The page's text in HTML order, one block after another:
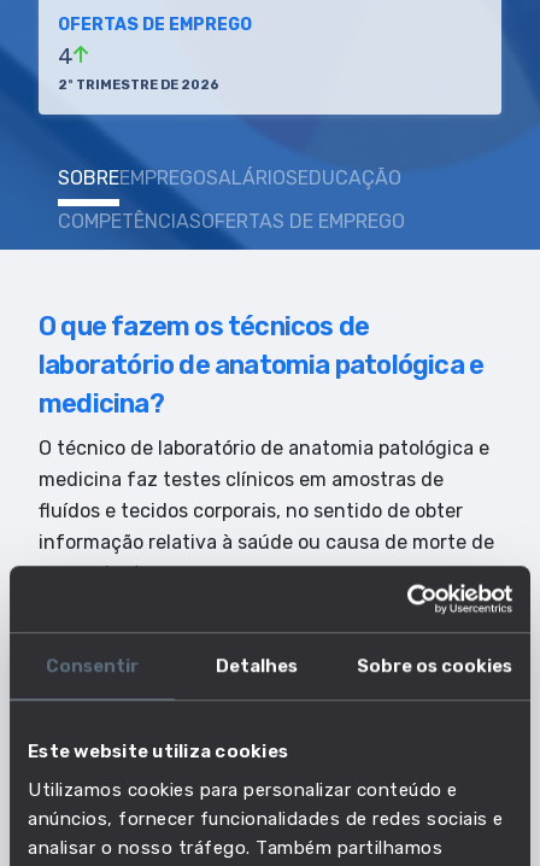
Consentir Detalhes Sobre os cookies
Este website utiliza cookies
Utilizamos cookies para personalizar conteúdo e
anúncios, fornecer funcionalidades de redes sociais e
analisar o nosso tráfego. Também partilhamos
OFERTAS DE EMPREGO
4
2º TRIMESTRE DE 2026
SOBREEMPREGOSALÁRIOSEDUCAÇÃO
COMPETÊNCIASOFERTAS DE EMPREGO
O que fazem os técnicos de
laboratório de anatomia patológica e
medicina?
O técnico de laboratório de anatomia patológica e
medicina faz testes clínicos em amostras de
fluídos e tecidos corporais, no sentido de obter
informação relativa à saúde ou causa de morte de
um paciente.
Trabalho
INTEGRIDADE
Dados Profissão